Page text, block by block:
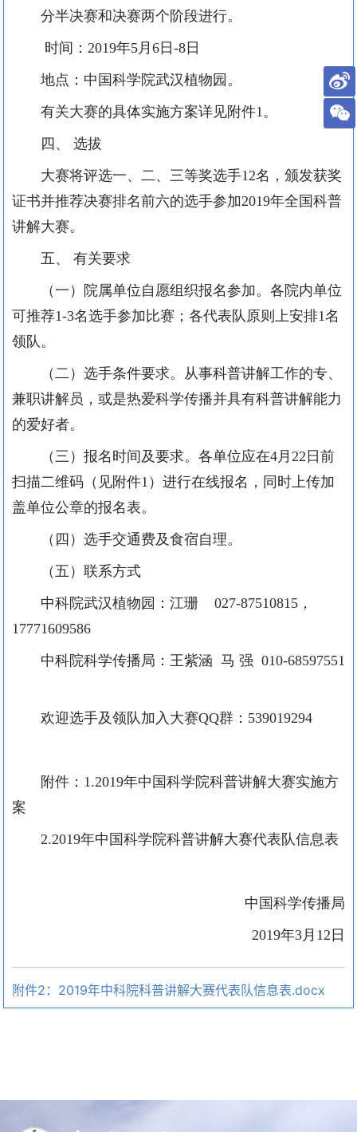
分半决赛和决赛两个阶段进行。
时间： 2019年5 月 6日-8日
地点：中国科学院武汉植物园。
有关大赛的具体实施方案详见附件1 。
四、 选拔
大赛将评选一、二、三等奖选手12名，颁发获奖
证书并推荐决赛排名前六的选手参加2019年全国科普
讲解大赛。
五、 有关要求
（一）院属单位自愿组织报名参加。各院内单位
可推荐1-3名选手参加比赛；各代表队原则上安排1名
领队。
（二）选手条件要求。从事科普讲解工作的专、
兼职讲解员，或是热爱科学传播并具有科普讲解能力
的爱好者。
（三）报名时间及要求。各单位应在4 月 22 日前
扫描二维码（见附件1 ）进行在线报名，同时上传加
盖单位公章的报名表。
（四）选手交通费及食宿自理。
（五）联系方式
中科院武汉植物园：江珊
027-87510815 ，
17771609586
中科院科学传播局：王紫涵 马 强 010-68597551
欢迎选手及领队加入大赛QQ群： 539019294
附件： 1.2019年中国科学院科普讲解大赛实施方
案
2.2019年中国科学院科普讲解大赛代表队信息表
中国科学传播局
2019年3月12日
附件2：2019年中科院科普讲解大赛代表队信息表.docx